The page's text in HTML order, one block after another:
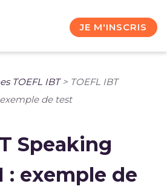
JE M'INSCRIS
TOEFL IBT> TOEFL IBT
de test
Speaking
: exemple de